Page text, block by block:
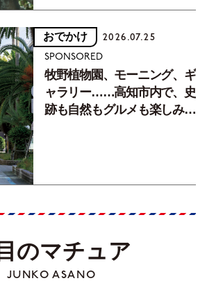
おでかけ 2026.07.25
SPONSORED
牧野植物園、モーニング、ギ
ャラリー……高知市内で、史
跡も自然もグルメも楽しみ尽
のマチュア
JUNKO ASANO